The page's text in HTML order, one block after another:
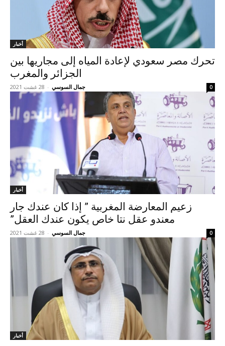
أخبار
تحرك مصر سعودي لإعادة المياه إلى مجاريها بين
الجزائر والمغرب
جمال السوسي - 28 غشت 2021 0
أخبار
زعيم المعارضة المغربية ” إذا كان عندك جار
معندو عقل نتا خاص يكون عندك العقل”
جمال السوسي - 28 غشت 2021 0
أخبار